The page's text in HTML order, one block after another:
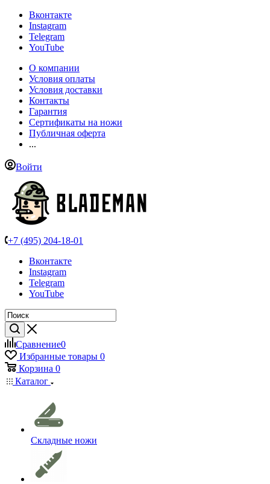
Вконтакте
Instagram
Telegram
YouTube
О компании
Условия оплаты
Условия доставки
Контакты
Гарантия
Сертификаты на ножи
Публичная оферта
...
Войти
+7 (495) 204-18-01
Вконтакте
Instagram
Telegram
YouTube
Сравнение0
Избранные товары 0
Корзина 0
Каталог
Складные ножи